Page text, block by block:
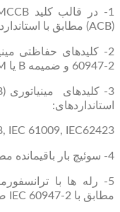
(ACB) مطابق با استاندارد IEC 60947-2 و ضمیمه B یا M
60947-2 و ضمیمه B یا M آن
استانداردهای:
IEC 61009, IEC62423
4- سوئیچ بار باقیمانده مطابق با استانداردهای ملی خاص
5- رله ها با
مطابق با IEC 60947-2 ضمیمه M